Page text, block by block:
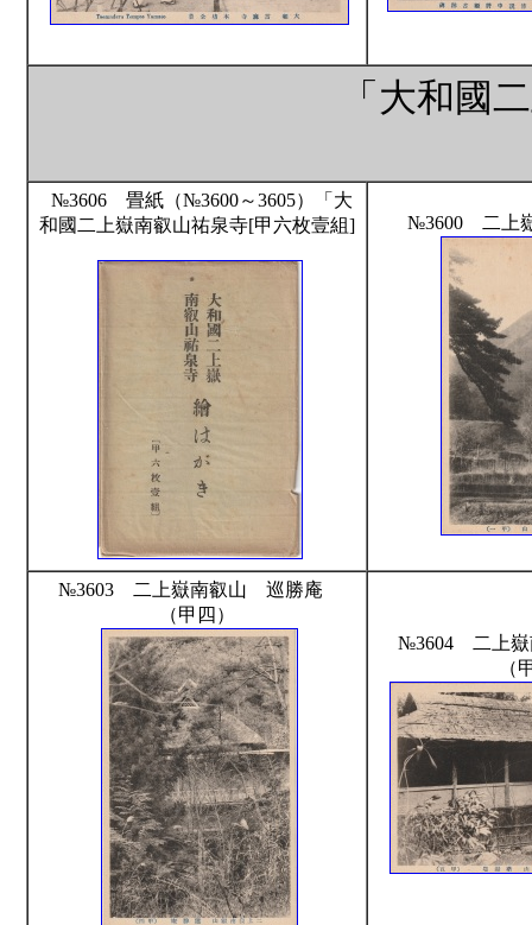
「大和國
№3606 畳紙（№3600～3605）「大
和國二上嶽南叡山祐泉寺[甲六枚壹組]
№3600 二上
№3603 二上嶽南叡山 巡勝庵
（甲四）
№3604 二上
（